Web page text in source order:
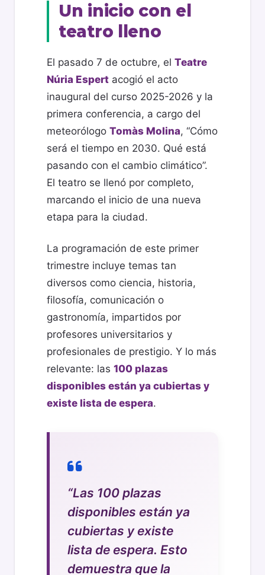
Un inicio con el
teatro lleno
El pasado 7 de octubre, el Teatre
Núria Espert acogió el acto
inaugural del curso 2025-2026 y la
primera conferencia, a cargo del
meteorólogo Tomàs Molina, “Cómo
será el tiempo en 2030. Qué está
pasando con el cambio climático”.
El teatro se llenó por completo,
marcando el inicio de una nueva
etapa para la ciudad.
La programación de este primer
trimestre incluye temas tan
diversos como ciencia, historia,
filosofía, comunicación o
gastronomía, impartidos por
profesores universitarios y
profesionales de prestigio. Y lo más
relevante: las 100 plazas
disponibles están ya cubiertas y
existe lista de espera.
“Las 100 plazas
disponibles están ya
cubiertas y existe
lista de espera. Esto
demuestra que la